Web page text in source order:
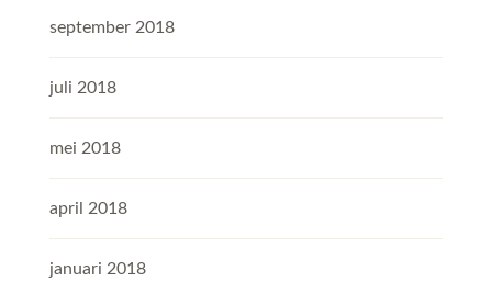
september 2018
juli 2018
mei 2018
april 2018
januari 2018